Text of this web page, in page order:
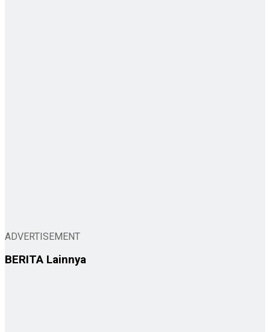
ADVERTISEMENT
BERITA Lainnya